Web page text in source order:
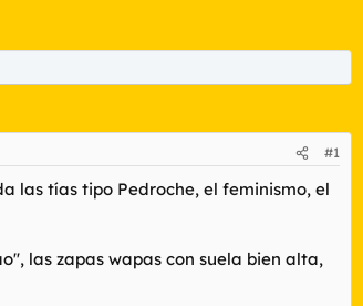
#1
las tías tipo Pedroche, el feminismo, el
las zapas wapas con suela bien alta,